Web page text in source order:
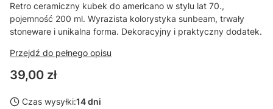
Retro ceramiczny kubek do americano w stylu lat 70.,
pojemność 200 ml. Wyrazista kolorystyka sunbeam, trwały
stoneware i unikalna forma. Dekoracyjny i praktyczny dodatek.
Przejdź do pełnego opisu
Cena
39,00 zł
Czas wysyłki:14 dni